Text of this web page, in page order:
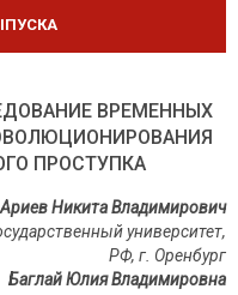
ВРЕМЕННЫХ
ПРОСТУПКА
Ариев Никита Владимирович
университет,
РФ, г. Оренбург
Баглай Юлия Владимировна